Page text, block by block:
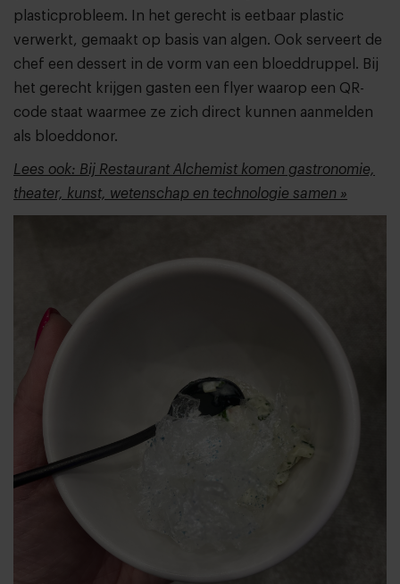
plasticprobleem. In het gerecht is eetbaar plastic
verwerkt, gemaakt op basis van algen. Ook serveert de
chef een dessert in de vorm van een bloeddruppel. Bij
het gerecht krijgen gasten een flyer waarop een QR-
code staat waarmee ze zich direct kunnen aanmelden
als bloeddonor.
Lees ook: Bij Restaurant Alchemist komen gastronomie,
theater, kunst, wetenschap en technologie samen »